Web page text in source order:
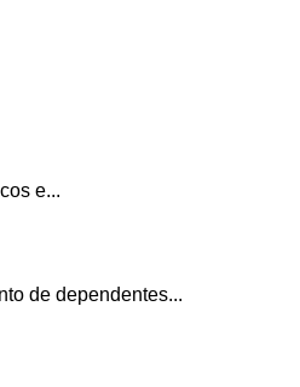
e...
de dependentes...